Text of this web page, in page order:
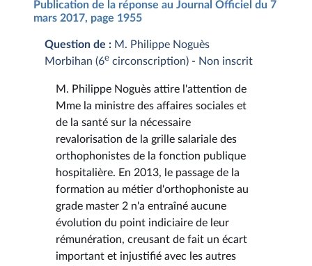
Publication de la réponse au Journal Officiel du 7
mars 2017, page 1955
Question de : M. Philippe Noguès
Morbihan (6e circonscription) - Non inscrit
M. Philippe Noguès attire l'attention de
Mme la ministre des affaires sociales et
de la santé sur la nécessaire
revalorisation de la grille salariale des
orthophonistes de la fonction publique
hospitalière. En 2013, le passage de la
formation au métier d'orthophoniste au
grade master 2 n'a entraîné aucune
évolution du point indiciaire de leur
rémunération, creusant de fait un écart
important et injustifié avec les autres